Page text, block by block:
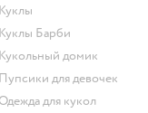
Куклы
Куклы Барби
Кукольный домик
Пупсики для девочек
Одежда для кукол